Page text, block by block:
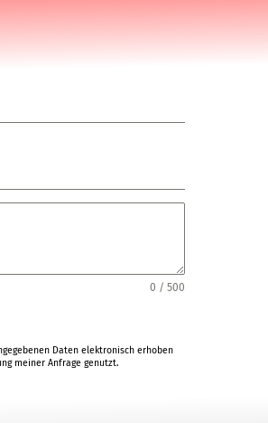
0 / 500
Daten elektronisch erhoben
meiner Anfrage genutzt.